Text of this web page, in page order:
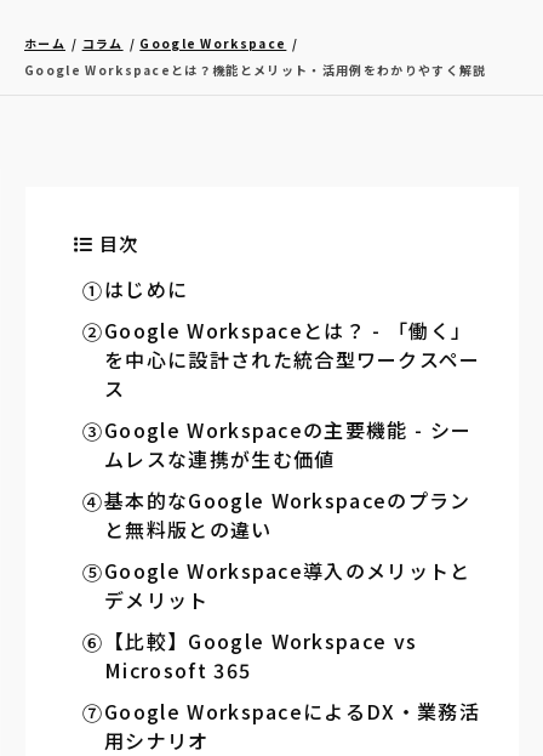
ホーム コラム
Google Workspace
Google Workspaceとは？機能とメリット・活用例をわかりやすく解説
目次
はじめに
Google Workspaceとは？ - 「働く」
を中心に設計された統合型ワークスペー
ス
Google Workspaceの主要機能 - シー
ムレスな連携が生む価値
基本的なGoogle Workspaceのプラン
と無料版との違い
Google Workspace導入のメリットと
デメリット
【比較】Google Workspace vs
Microsoft 365
Google WorkspaceによるDX・業務活
用シナリオ